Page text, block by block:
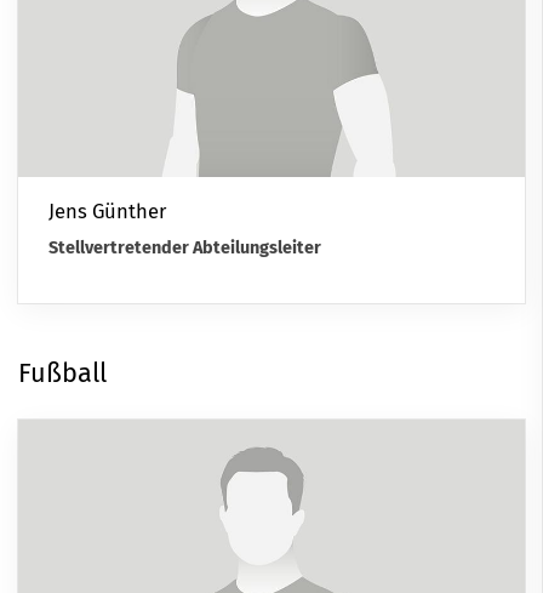
Jens Günther
Stellvertretender Abteilungsleiter
Fußball